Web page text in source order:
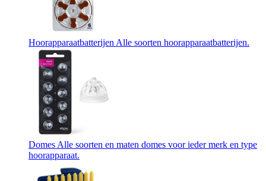
Hoorapparaatbatterijen Alle soorten hoorapparaatbatterijen.
Domes Alle soorten en maten domes voor ieder merk en type
hoorapparaat.